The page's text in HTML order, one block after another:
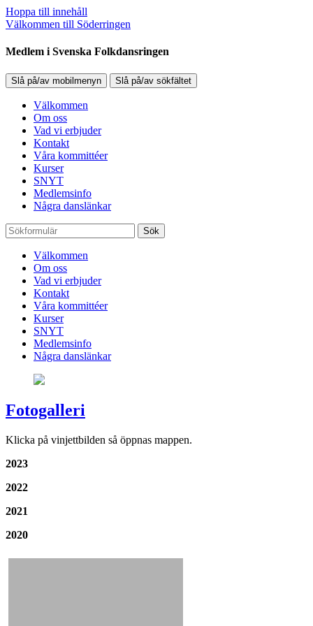
Hoppa till innehåll
Välkommen till Söderringen
Medlem i Svenska Folkdansringen
Slå på/av mobilmenyn Slå på/av sökfältet
Välkommen
Om oss
Vad vi erbjuder
Kontakt
Våra kommittéer
Kurser
SNYT
Medlemsinfo
Några danslänkar
Sök
Välkommen
Om oss
Vad vi erbjuder
Kontakt
Våra kommittéer
Kurser
SNYT
Medlemsinfo
Några danslänkar
Fotogalleri
Klicka på vinjettbilden så öppnas mappen.
2023
2022
2021
2020